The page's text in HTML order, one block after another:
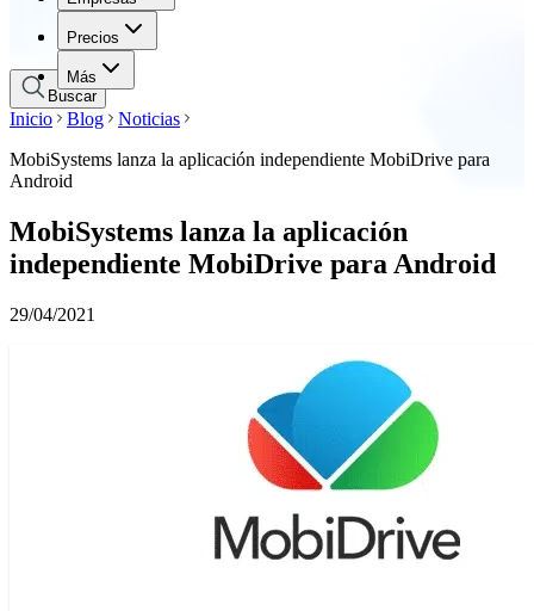
Precios
Más
Precios
Buscar
Inicio Blog
Noticias
MobiSystems lanza la aplicación independiente MobiDrive para
Android
MobiSystems lanza la aplicación
independiente MobiDrive para Android
29/04/2021